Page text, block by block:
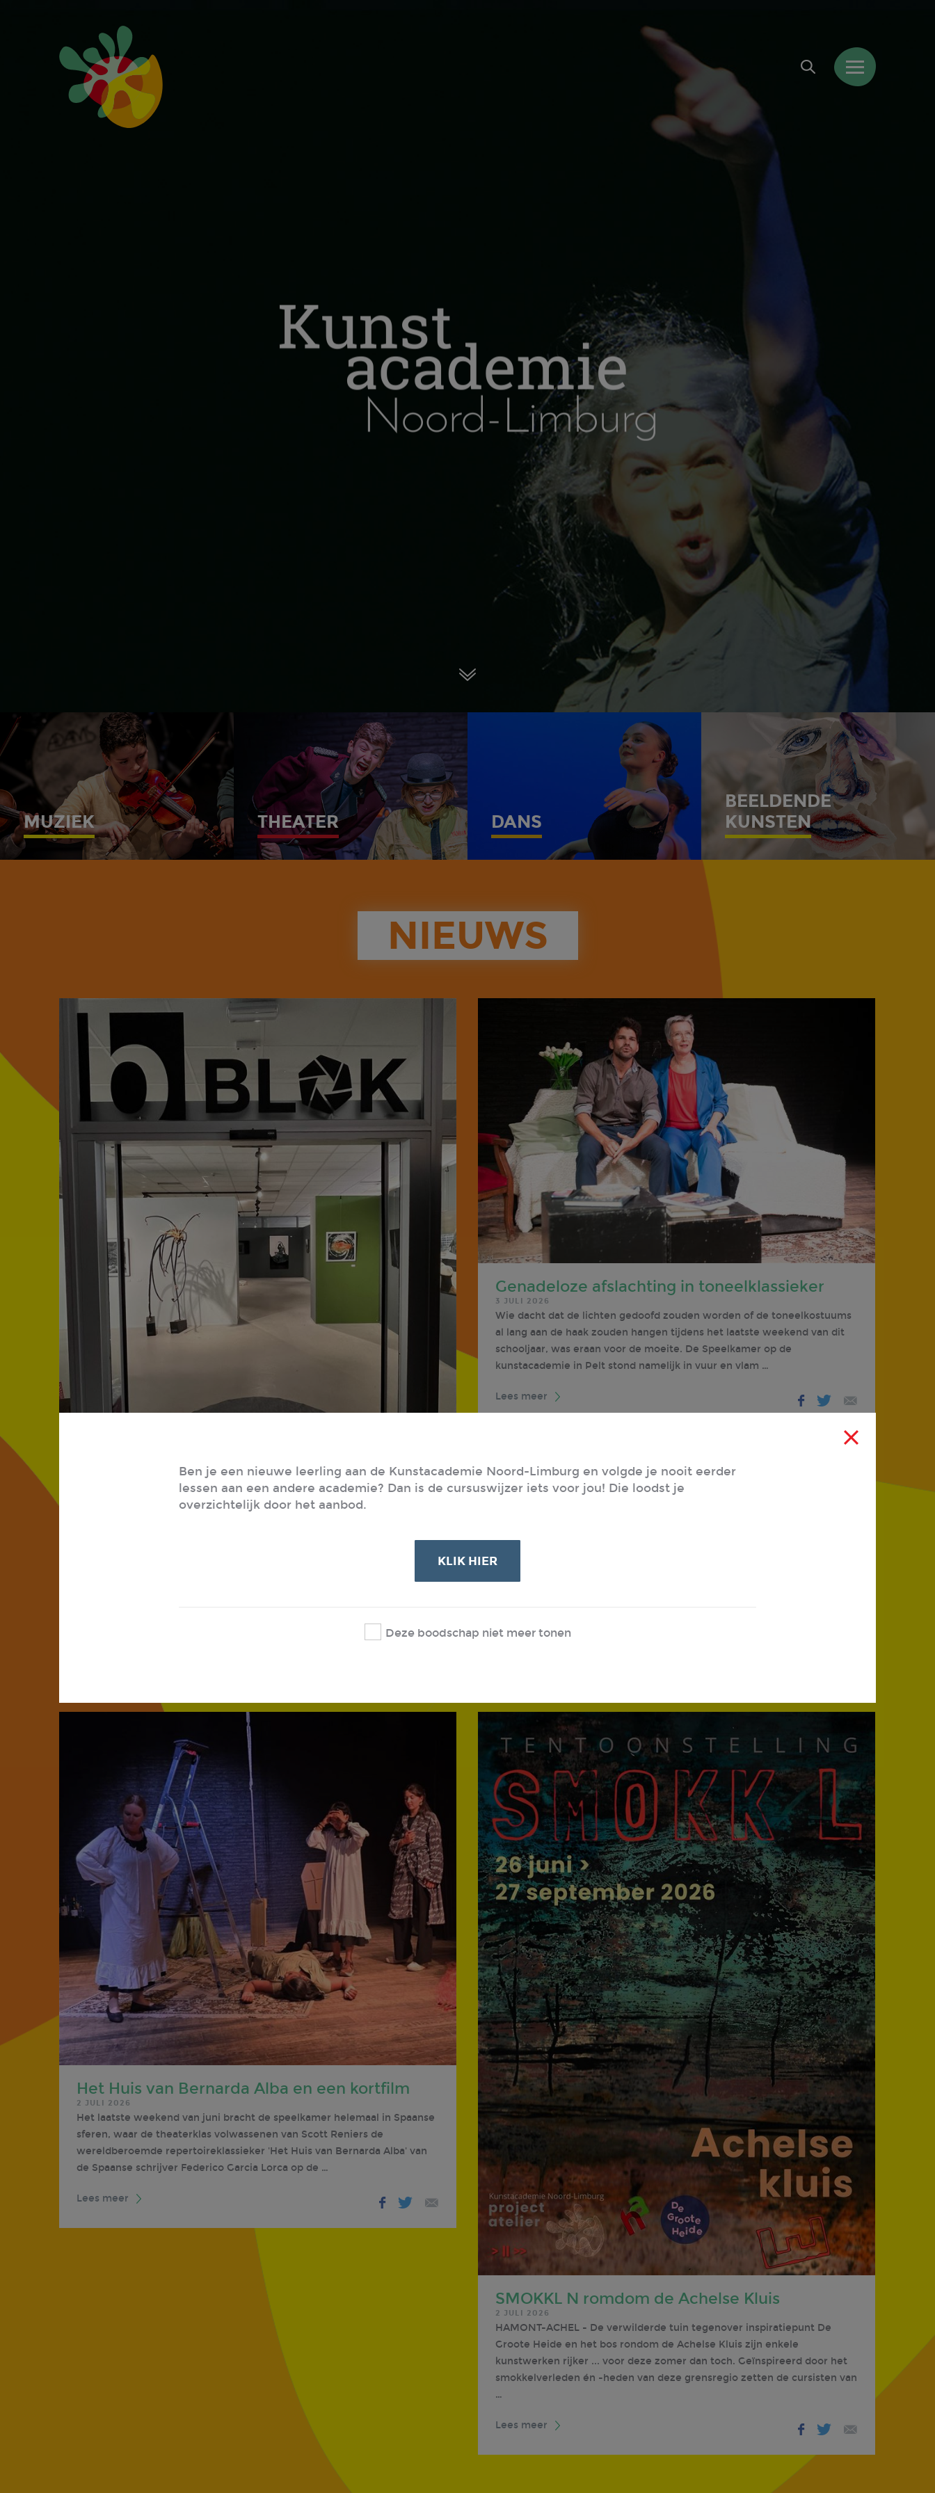
MUZIEK THEATER DANS
BEELDENDE
KUNSTEN
NIEUWS
Academie Heusden-Zolder, Academie Haspengouw Sint-Truiden, …
Genadeloze afslachting in toneelklassieker
3 JULI 2026
Wie dacht dat de lichten gedoofd zouden worden of de toneelkostuums
al lang aan de haak zouden hangen tijdens het laatste weekend van dit
schooljaar, was eraan voor de moeite. De Speelkamer op de
kunstacademie in Pelt stond namelijk in vuur en vlam …
Lees meer
Het Huis van Bernarda Alba en een kortfilm
2 JULI 2026
Het laatste weekend van juni bracht de speelkamer helemaal in Spaanse
sferen, waar de theaterklas volwassenen van Scott Reniers de
wereldberoemde repertoireklassieker 'Het Huis van Bernarda Alba' van
de Spaanse schrijver Federico Garcia Lorca op de …
Lees meer
SMOKKL N romdom de Achelse Kluis
2 JULI 2026
HAMONT-ACHEL - De verwilderde tuin tegenover inspiratiepunt De
Groote Heide en het bos rondom de Achelse Kluis zijn enkele
kunstwerken rijker ... voor deze zomer dan toch. Geïnspireerd door het
smokkelverleden én -heden van deze grensregio zetten de cursisten van
…
Lees meer
Ben je een nieuwe leerling aan de Kunstacademie Noord-Limburg en volgde je nooit eerder
lessen aan een andere academie? Dan is de cursuswijzer iets voor jou! Die loodst je
overzichtelijk door het aanbod.
KLIK HIER
Deze boodschap niet meer tonen